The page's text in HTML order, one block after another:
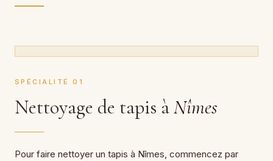
SPÉCIALITÉ 01
Nettoyage de tapis àNîmes
Pour faire nettoyer un tapis à Nîmes, commencez par